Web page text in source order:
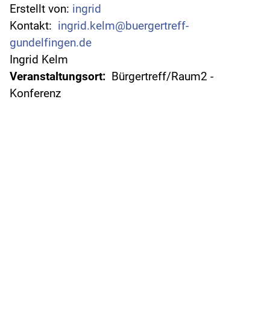
Erstellt von: ingrid
Kontakt: ingrid.kelm@buergertreff-
gundelfingen.de
Ingrid Kelm
Veranstaltungsort: Bürgertreff/Raum2 -
Konferenz